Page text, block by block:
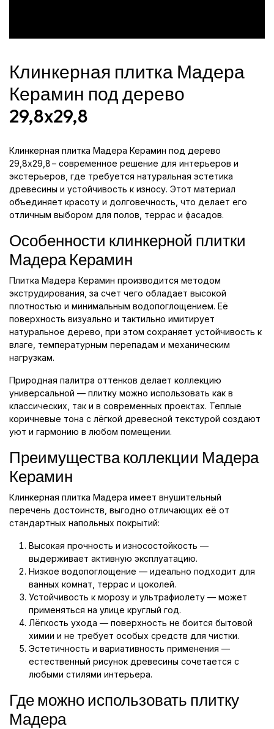
Клинкерная плитка Мадера
Керамин под дерево
29,8x29,8
Клинкерная плитка Мадера Керамин под дерево
29,8x29,8 – современное решение для интерьеров и
экстерьеров, где требуется натуральная эстетика
древесины и устойчивость к износу. Этот материал
объединяет красоту и долговечность, что делает его
отличным выбором для полов, террас и фасадов.
Особенности клинкерной плитки
Мадера Керамин
Плитка Мадера Керамин производится методом
экструдирования, за счет чего обладает высокой
плотностью и минимальным водопоглощением. Её
поверхность визуально и тактильно имитирует
натуральное дерево, при этом сохраняет устойчивость к
влаге, температурным перепадам и механическим
нагрузкам.
Природная палитра оттенков делает коллекцию
универсальной — плитку можно использовать как в
классических, так и в современных проектах. Теплые
коричневые тона с лёгкой древесной текстурой создают
уют и гармонию в любом помещении.
Преимущества коллекции Мадера
Керамин
Клинкерная плитка Мадера имеет внушительный
перечень достоинств, выгодно отличающих её от
стандартных напольных покрытий:
Высокая прочность и износостойкость —
выдерживает активную эксплуатацию.
Низкое водопоглощение — идеально подходит для
ванных комнат, террас и цоколей.
Устойчивость к морозу и ультрафиолету — может
применяться на улице круглый год.
Лёгкость ухода — поверхность не боится бытовой
химии и не требует особых средств для чистки.
Эстетичность и вариативность применения —
естественный рисунок древесины сочетается с
любыми стилями интерьера.
Где можно использовать плитку
Мадера